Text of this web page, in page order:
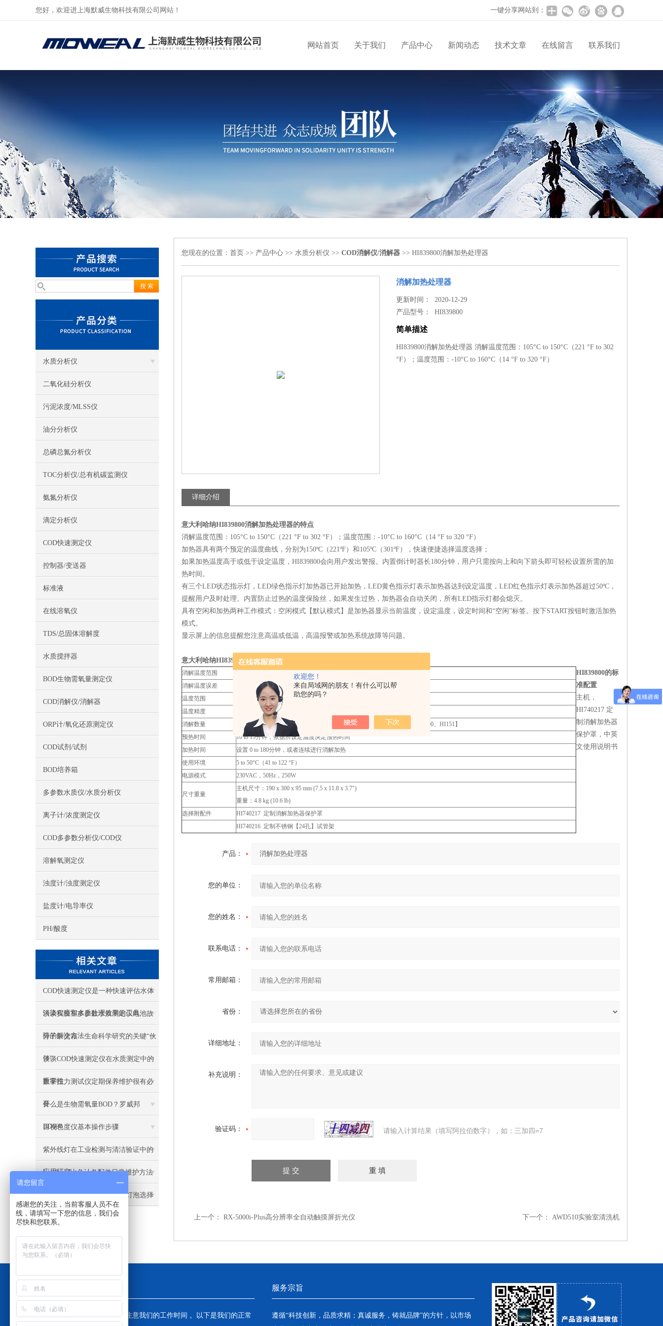
欢迎您！
来自局域网的朋友！有什么可以帮
助您的吗？
您好，欢迎进上海默威生物科技有限公司网站！ 一键分享网站到：
网站首页 关于我们 产品中心 新闻动态 技术文章 在线留言 联系我们
水质分析仪
二氧化硅分析仪
污泥浓度/MLSS仪
油分分析仪
总磷总氮分析仪
TOC分析仪/总有机碳监测仪
氨氮分析仪
滴定分析仪
COD快速测定仪
控制器/变送器
标准液
在线溶氧仪
TDS/总固体溶解度
水质搅拌器
BOD生物需氧量测定仪
COD消解仪/消解器
ORP计/氧化还原测定仪
COD试剂/试剂
BOD培养箱
多参数水质仪/水质分析仪
离子计/浓度测定仪
COD多参数分析仪/COD仪
溶解氧测定仪
浊度计/浊度测定仪
盐度计/电导率仪
PH/酸度
COD快速测定仪是一种快速评估水体
污染程度和水质处理效果的工具
谈谈实验室多参数水质测定仪电池故
障的解决方法
分子杂交箱：生命科学研究的关键“伙
伴”
谈谈COD快速测定仪在水质测定中的
重要性
数字扭力测试仪定期保养维护很有必
要
什么是生物需氧量BOD？罗威邦
BD600
目视色度仪基本操作步骤
紫外线灯在工业检测与清洁验证中的
应用研究
Lovibond比色计各配件日常维护方法
美国UVP高强度紫外线灯的灯泡选择
您现在的位置： 首页 >> 产品中心 >> 水质分析仪 >> COD消解仪/消解器 >> HI839800消解加热处理器
消解加热处理器
更新时间： 2020-12-29
产品型号：HI839800
简单描述
HI839800消解加热处理器 消解温度范围：105°C to 150°C（221 °F to 302
°F）；温度范围：-10°C to 160°C（14 °F to 320 °F）
详细介绍
意大利哈纳HI839800消解加热处理器的特点
消解温度范围：105°C to 150°C（221 °F to 302 °F）；温度范围：-10°C to 160°C（14 °F to 320 °F）
加热器具有两个预定的温度曲线，分别为150ºC（221ºF）和105ºC（301ºF），快速便捷选择温度选择；
如果加热温度高于或低于设定温度，HI839800会向用户发出警报。内置倒计时器长180分钟，用户只需按向上和向下箭头即可轻松设置所需的加
热时间。
有三个LED状态指示灯，LED绿色指示灯加热器已开始加热，LED黄色指示灯表示加热器达到设定温度，LED红色指示灯表示加热器超过50ºC，
提醒用户及时处理。内置防止过热的温度保险丝，如果发生过热，加热器会自动关闭，所有LED指示灯都会熄灭。
具有空闲和加热两种工作模式：空闲模式【默认模式】是加热器显示当前温度，设定温度，设定时间和“空闲”标签。按下START按钮时激活加热
模式。
显示屏上的信息提醒您注意高温或低温，高温报警或加热系统故障等问题。
意大利哈纳HI839800消解加热处理器
消解温度范围
105°C to 150°C（221°F to 302°F）
消解温度误差
温度范围
-10°C to 160°C
温度精度
@ 25°C ±2°C
消解数量
同时消解25个样品（∅16×100mm），一个温度核查检测插孔【推荐HI145-00、HI151】
预热时间
10 to 15分钟，依据所设定温度决定预热时间
加热时间
设置 0 to 180分钟，或者连续进行消解加热
使用环境
5 to 50°C（41 to 122 °F）
电源模式
230VAC，50Hz，250W
尺寸重量
主机尺寸：190 x 300 x 95 mm (7.5 x 11.8 x 3.7")
重量：4.8 kg (10.6 lb)
选择附配件
HI740217 定制消解加热器保护罩
HI740216 定制不锈钢【24孔】试管架
HI839800的标
准配置
主机，
HI740217 定
制消解加热器
保护罩，中英
文使用说明书
产品：
您的单位：
您的姓名：
联系电话：
常用邮箱：
省份：
详细地址：
补充说明：
验证码： 请输入计算结果（填写阿拉伯数字），如：三加四=7
上一个： RX-5000i-Plus高分辨率全自动触摸屏折光仪 下一个： AWD510实验室清洗机
工作时间
为了避免不必要的等待，敬请注意我们的工作时间 。以下是我们的正常
服务宗旨
遵循“科技创新，品质求精；真诚服务，铸就品牌”的方针，以市场
请您留言
感谢您的关注，当前客服人员不在
线，请填写一下您的信息，我们会
尽快和您联系。